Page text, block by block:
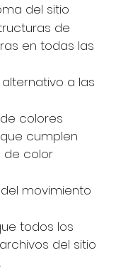
del sitio
de
en todas las
a las
colores
cumplen
de color
movimiento
todos los
del sitio